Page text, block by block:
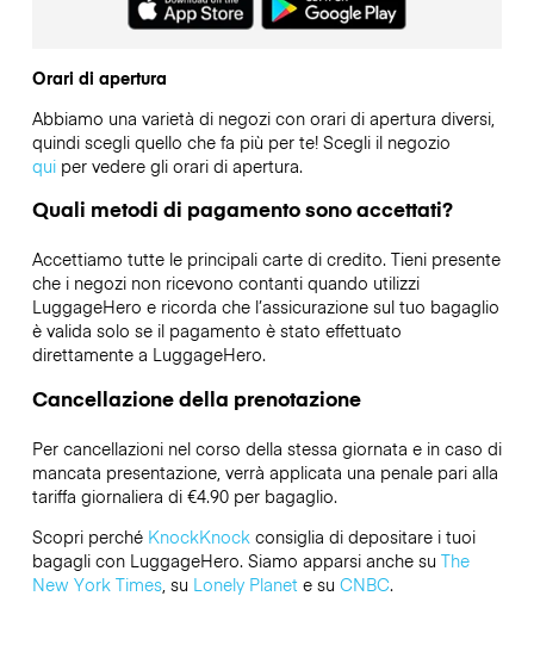
Orari di apertura
Abbiamo una varietà di negozi con orari di apertura diversi,
quindi scegli quello che fa più per te! Scegli il negozio
quiper vedere gli orari di apertura.
Quali metodi di pagamento sono accettati?
Accettiamo tutte le principali carte di credito. Tieni presente
che i negozi non ricevono contanti quando utilizzi
LuggageHero e ricorda che l’assicurazione sul tuo bagaglio
è valida solo se il pagamento è stato effettuato
direttamente a LuggageHero.
Cancellazione della prenotazione
Per cancellazioni nel corso della stessa giornata e in caso di
mancata presentazione, verrà applicata una penale pari alla
tariffa giornaliera di €4.90 per bagaglio.
Scopri perché KnockKnockconsiglia di depositare i tuoi
bagagli con LuggageHero. Siamo apparsi anche su The
New York Times, su Lonely Planete su CNBC.